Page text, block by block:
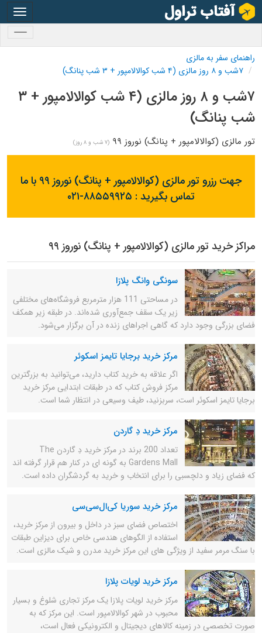
راهنمای سفر به مالزی
۷شب و ۸ روز مالزی (۴ شب کوالالامپور + ۳ شب پنانگ)
۷شب و ۸ روز مالزی (۴ شب کوالالامپور + ۳
شب پنانگ)
تور مالزی (کوالالامپور + پنانگ) نوروز ۹۹ (۷ شب و ۸ روز)
جهت رزرو تور مالزی (کوالالامپور + پنانگ) نوروز ۹۹ با ما
تماس بگیرید : ۰۲۱-۸۸۵۵۹۹۲۵
مراکز خرید تور مالزی (کوالالامپور + پنانگ) نوروز ۹۹
سونگی وانگ پلازا
در مساحتی 111 هزار مترمربع فروشگاه‌های مختلفی
زیر یک سقف جمع‌آوری شده‌اند. در طبقه زیر همکف
فضای بزرگی وجود دارد که گاهی اجراهای زنده در آن برگزار می‌شود.
مرکز خرید برجایا تایمز اسکوئر
اگر علاقه به خرید کتاب دارید، می‌توانید به بزرگترین
مرکز فروش کتاب که در طبقات ابتدایی مرکز خرید
برجایا تایمز اسکوئر است، سربزنید، طیف وسیعی در انتظار شما است.
مرکز خرید دِ گاردن
تعداد 200 برند در مرکز خرید دِ گاردن The
Gardens Mall به گونه ای در کنار هم قرار گرفته اند
که فضای زیاد و دلچسبی را برای انتخاب و خرید به گردشگران داده است.
مرکز خرید سوریا کی‌ال‌سی‌سی
اختصاص فضای سبز در داخل و بیرون از مرکز خرید،
استفاده از الگوهای هندسی خاص برای دیزاین طبقات
با سنگ مرمر سفید از ویژگی های این مرکز خرید مدرن و شیک مالزی است.
مرکز خرید لویات پلازا
مرکز خرید لویات پلازا یک مرکز تجاری شلوغ و بسیار
محبوب در شهر کوالالامپور است. این مرکز که به
صورت تخصصی در زمینه کالاهای دیجیتال و الکترونیکی فعال است،